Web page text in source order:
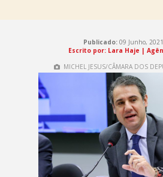
Publicado:09 Junho,
Escrito por: Lara Haje |
MICHEL JESUS/CÂMARA DOS